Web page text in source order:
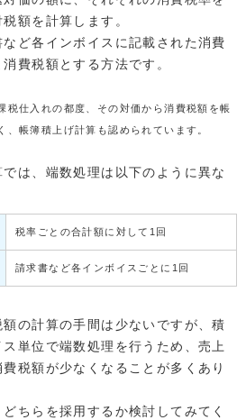
額を計算します。
ど各インボイスに記載された消費
費税額とする方法です。
仕入れの都度、その対価から消費税額を帳
、帳簿積上げ計算も認められています。
は、端数処理は以下のように異な
税率ごとの合計額に対して1回
請求書など各インボイスごとに1回
の計算の手間は少ないですが、積
単位で端数処理を行うため、売上
税額が少なくなることが多くあり
ちらを採用するか検討してみてく